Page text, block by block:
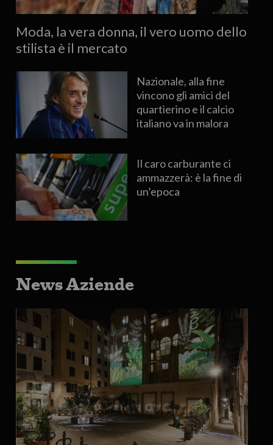
Moda, la vera donna, il vero uomo dello
stilista è il mercato
Nazionale, alla fine
vincono gli amici del
quartierino e il calcio
italiano va in malora
Il caro carburante ci
ammazzerà: è la fine di
un’epoca
News Aziende